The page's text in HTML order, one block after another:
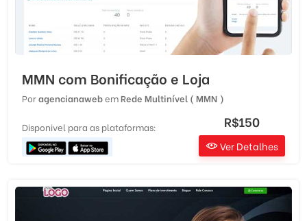
MMN com Bonificação e Loja
PoragencianawebemRede Multinível ( MMN )
Disponivel para as plataformas: R$150
Ver Detalhes